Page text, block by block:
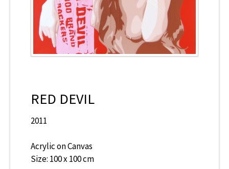
RED DEVIL
2011
Acrylic on Canvas
Size: 100 x 100 cm